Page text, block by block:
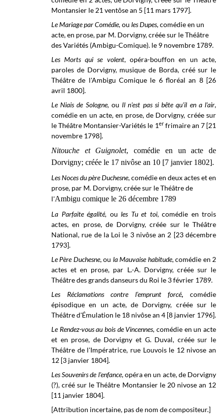
Montansier le 21 ventôse an 5 [11 mars 1797].
Le Mariage par Comédie, ou les Dupes, comédie en un
acte, en prose, par M. Dorvigny, créée sur leThéâtre
des Variétés (Ambigu-Comique). le 9 novembre 1789.
Les Morts qui se volent, opéra-bouffon en un acte,
paroles de Dorvigny, musique de Borda, créé sur le
Théâtre de l'Ambigu Comique le 6 floréal an 8 [26
avril 1800].
Le Niais de Sologne, ou Il n'est pas si bête qu'il en a l'air,
comédie en un acte, en prose, de Dorvigny, créée sur
le Théâtre Montansier-Variétés le 1erfrimaire an 7 [21
novembre 1798].
Nitouche et Guignolet, comédie en un acte de
Dorvigny; créée le 17 nivôse an 10 [7 janvier 1802].
Les Noces du père Duchesne, comédie en deux actes et en
prose, par M. Dorvigny, créée sur le Théâtre de
l'Ambigu comique le 26 décembre 1789
La Parfaite égalité, ou les Tu et toi, comédie en trois
actes, en prose, de Dorvigny, créée sur le Théâtre
National, rue de la Loi le 3 nivôse an 2 [23 décembre
1793].
Le Père Duchesne, ou la Mauvaise habitude, comédie en 2
actes et en prose, par L.-A. Dorvigny, créée sur le
Théâtre des grands danseurs du Roi le 3 février 1789.
Les Réclamations contre l’emprunt forcé,comédie
épisodique en un acte, de Dorvigny, créée sur le
Théâtre d'Émulation le 18 nivôse an 4 [8 janvier 1796].
Le Rendez-vous au bois de Vincennes, comédie en un acte
et en prose, de Dorvigny et G. Duval, créée sur le
Théâtre de l'Impératrice, rue Louvoisle 12 nivose an
12 [3 janvier 1804].
Les Souvenirs de l'enfance, opéra en un acte, de Dorvigny
(?), créé sur le Théâtre Montansier le 20 nivosean 12
[11 janvier 1804].
[Attribution incertaine, pas de nom de compositeur.]